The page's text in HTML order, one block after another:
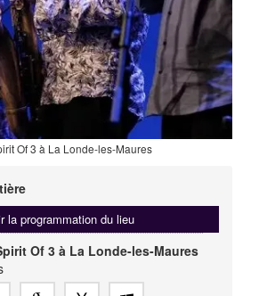
Of 3 à La Londe-les-Maures
la programmation du lieu
Of 3 à La Londe-les-Maures